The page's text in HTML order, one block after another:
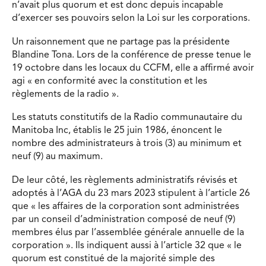
n’avait plus quorum et est donc depuis incapable
d’exercer ses pouvoirs selon la Loi sur les corporations.
Un raisonnement que ne partage pas la présidente
Blandine Tona. Lors de la conférence de presse tenue le
19 octobre dans les locaux du CCFM, elle a affirmé avoir
agi « en conformité avec la constitution et les
règlements de la radio ».
Les statuts constitutifs de la Radio communautaire du
Manitoba Inc, établis le 25 juin 1986, énoncent le
nombre des administrateurs à trois (3) au minimum et
neuf (9) au maximum.
De leur côté, les règlements administratifs révisés et
adoptés à l’AGA du 23 mars 2023 stipulent à l’article 26
que « les affaires de la corporation sont administrées
par un conseil d’administration composé de neuf (9)
membres élus par l’assemblée générale annuelle de la
corporation ». Ils indiquent aussi à l’article 32 que « le
quorum est constitué de la majorité simple des